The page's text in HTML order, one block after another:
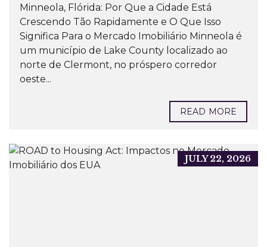
Minneola, Flórida: Por Que a Cidade Está
Crescendo Tão Rapidamente e O Que Isso
Significa Para o Mercado Imobiliário Minneola é
um município de Lake County localizado ao
norte de Clermont, no próspero corredor
oeste...
READ MORE
JULY 22, 2026